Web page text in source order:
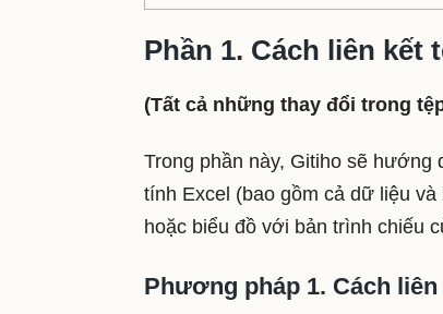
Phần 1. Cách liên kết
(Tất cả những thay đổi trong
Trong phần này, Gitiho sẽ
tính Excel (bao gồm cả dữ liệu
hoặc biểu đồ với bản trình chiếu
Phương pháp 1. Cách